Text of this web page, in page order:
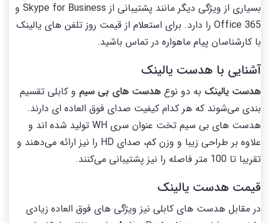
بسیاری از ویژگی دیگر مانند پشتیبانی از Skype for Business و
Office 365 را دارد. برای استعلام از قیمت روز تلفن های یالینک
با کارشناسان پیام ماهواره در تماس باشید.
آشنایی با هدست یالینک
هدست یالینک به دو نوع هدست های بی سیم و کابلی تقسیم
بندی می‌شوند که هر کدام کیفیت صدای فوق العاده ای دارند.
هدست های بی سیم تخت عنوان سری WH تولید شده اند و
علاوه بر طراحی زیبا و وزن کم، صدای HD را نیز ارائه می‌دهند و
تقریبا تا 100 متر فاصله را نیز پشتیبانی می‌کنند.
قیمت هدست یالینک
در مقابل هدست های کابلی نیز ویژگی های فوق العاده زیادی